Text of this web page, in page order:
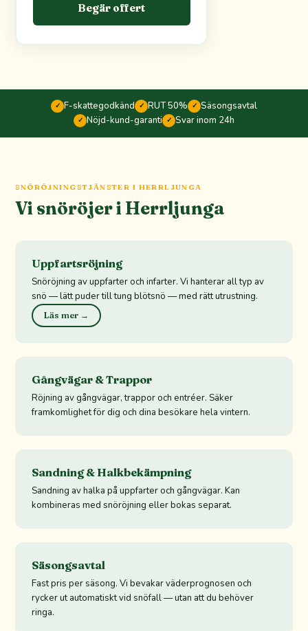
Begär offert
✓ F-skattegodkänd ✓ RUT 50% ✓ Säsongsavtal
✓ Nöjd-kund-garanti ✓ Svar inom 24h
SNÖRÖJNINGSTJÄNSTER I HERRLJUNGA
Vi snöröjer i Herrljunga
Uppfartsröjning
Snöröjning av uppfarter och infarter. Vi hanterar all typ av
snö — lätt puder till tung blötsnö — med rätt utrustning.
Läs mer →
Gångvägar & Trappor
Röjning av gångvägar, trappor och entréer. Säker
framkomlighet för dig och dina besökare hela vintern.
Sandning & Halkbekämpning
Sandning av halka på uppfarter och gångvägar. Kan
kombineras med snöröjning eller bokas separat.
Säsongsavtal
Fast pris per säsong. Vi bevakar väderprognosen och
rycker ut automatiskt vid snöfall — utan att du behöver
ringa.